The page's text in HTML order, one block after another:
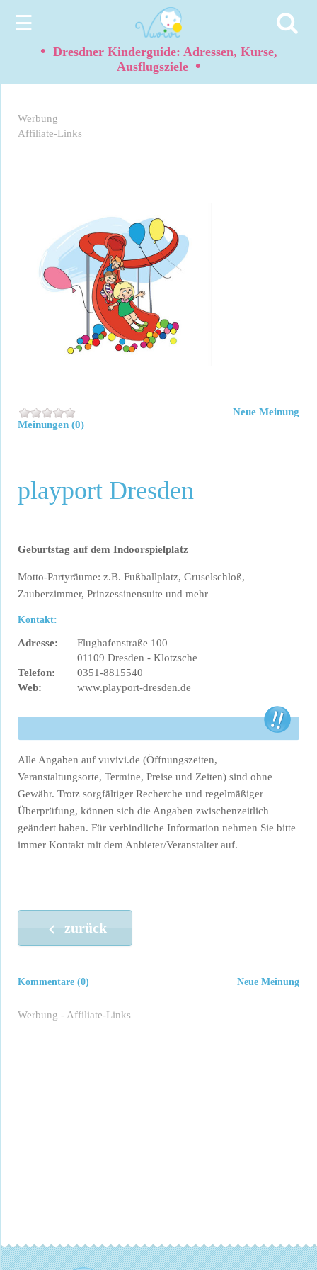
☰
• Dresdner Kinderguide: Adressen, Kurse,
Ausflugsziele •
Werbung
Affiliate-Links
Meinungen (0)
Neue Meinung
playport Dresden
Geburtstag auf dem Indoorspielplatz
Motto-Partyräume: z.B. Fußballplatz, Gruselschloß,
Zauberzimmer, Prinzessinensuite und mehr
Kontakt:
Adresse:
Flughafenstraße 100
01109 Dresden - Klotzsche
Telefon:
0351-8815540
Web:
www.playport-dresden.de
Alle Angaben auf vuvivi.de (Öffnungszeiten,
Veranstaltungsorte, Termine, Preise und Zeiten) sind ohne
Gewähr. Trotz sorgfältiger Recherche und regelmäßiger
Überprüfung, können sich die Angaben zwischenzeitlich
geändert haben. Für verbindliche Information nehmen Sie bitte
immer Kontakt mit dem Anbieter/Veranstalter auf.
zurück
Neue Meinung
Kommentare (0)
Werbung - Affiliate-Links